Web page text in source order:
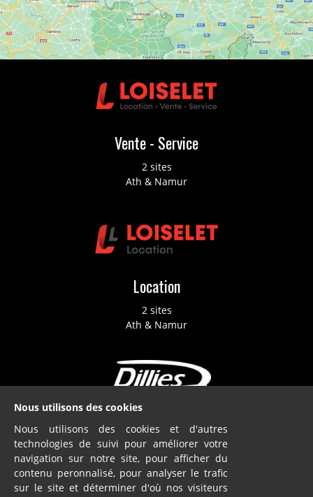
Vente - Service
2 sites
Ath & Namur
Location
2 sites
Ath & Namur
Dillies
SA
Blandain
Nous utilisons des cookies
Nous utilisons des cookies et d'autres
technologies de suivi pour améliorer votre
navigation sur notre site, pour afficher du
contenu peronnalisé, pour analyser le trafic
sur le site et déterminer d'où nos visiteurs